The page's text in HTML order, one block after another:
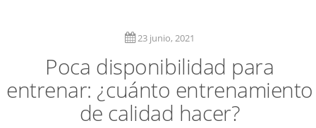
23 junio, 2021
Poca disponibilidad para
entrenar: ¿cuánto entrenamiento
de calidad hacer?